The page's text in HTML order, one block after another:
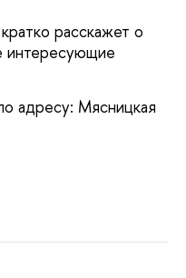
расскажет о
интересующие
адресу: Мясницкая